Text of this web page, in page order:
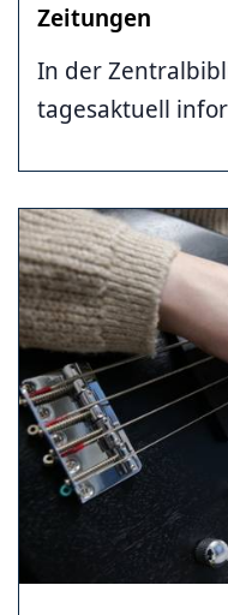
Zeitungen
In der
tagesaktuell